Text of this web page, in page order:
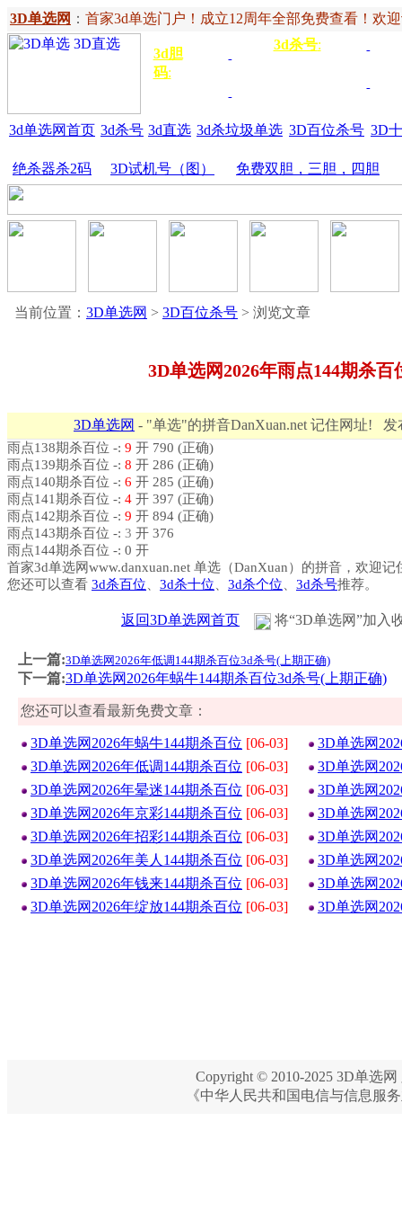
3D单选网 ： 首家3d单选门户！成立12周年全部免费查看！欢
3d胆
码:
3d杀号:
3d单选网首页 3d杀号 3d直选 3d杀垃圾单选 3D百位杀号 3D
绝杀器杀2码 3D试机号（图） 免费双胆，三胆，四胆
当前位置： 3D单选网 > 3D百位杀号 > 浏览文章
3D单选网2026年雨点144期杀百
3D单选网 - "单选"的拼音DanXuan.net 记住网址! 发
雨点138期杀百位 -: 9 开 790 (正确)
雨点139期杀百位 -: 8 开 286 (正确)
雨点140期杀百位 -: 6 开 285 (正确)
雨点141期杀百位 -: 4 开 397 (正确)
雨点142期杀百位 -: 9 开 894 (正确)
雨点143期杀百位 -: 3 开 376
雨点144期杀百位 -: 0 开
首家3d单选网www.danxuan.net 单选（DanXuan）的拼音，欢迎记
您还可以查看 3d杀百位 3d杀十位 3d杀个位 3d杀号推荐。
返回3D单选网首页 将“3D单选网”加入
上一篇:3D单选网2026年低调144期杀百位3d杀号(上期正确)
下一篇:3D单选网2026年蜗牛144期杀百位3d杀号(上期正确)
您还可以查看最新免费文章：
3D单选网2026年蜗牛144期杀百位 [06-03]
3D单选网
3D单选网2026年低调144期杀百位 [06-03]
3D单选网
3D单选网2026年晕迷144期杀百位 [06-03]
3D单选网
3D单选网2026年京彩144期杀百位 [06-03]
3D单选网
3D单选网2026年招彩144期杀百位 [06-03]
3D单选网
3D单选网2026年美人144期杀百位 [06-03]
3D单选网
3D单选网2026年钱来144期杀百位 [06-03]
3D单选网
3D单选网2026年绽放144期杀百位 [06-03] 3D单选网
Copyright © 2010-2025 3D单选网
《中华人民共和国电信与信息服